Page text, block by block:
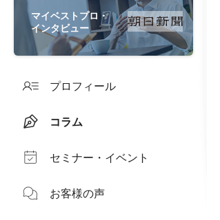
マイベストプロ・
インタビュー
プロフィール
コラム
セミナー・イベント
お客様の声